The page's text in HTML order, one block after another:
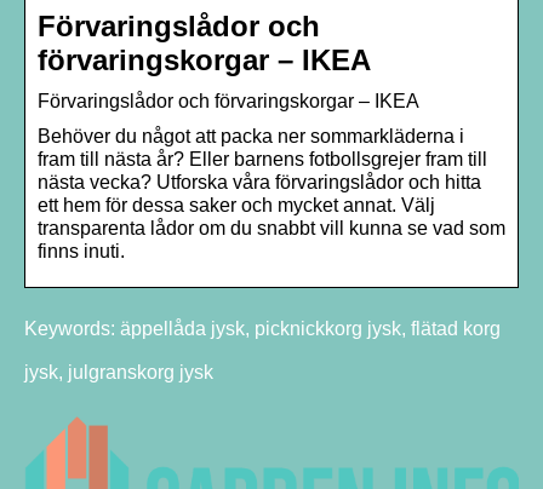
Förvaringslådor och
förvaringskorgar – IKEA
Förvaringslådor och förvaringskorgar – IKEA
Behöver du något att packa ner sommarkläderna i
fram till nästa år? Eller barnens fotbollsgrejer fram till
nästa vecka? Utforska våra förvaringslådor och hitta
ett hem för dessa saker och mycket annat. Välj
transparenta lådor om du snabbt vill kunna se vad som
finns inuti.
Keywords: äppellåda jysk, picknickkorg jysk, flätad korg
jysk, julgranskorg jysk